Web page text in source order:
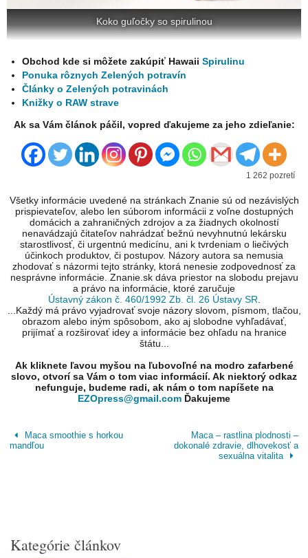
Koko guľočky so spirulinou
Obchod kde si môžete zakúpiť HawaiiSpirulinu
Ponuka rôznych Zelených potravín
Články o Zelených potravinách
Knižky o RAW strave
Ak sa Vám článok páčil, vopred ďakujeme za jeho zdieľanie:
1 262 pozretí
Všetky informácie uvedené na stránkach Znanie sú od nezávislých
prispievateľov, alebo len súborom informácii z voľne dostupných
domácich a zahraničných zdrojov a za žiadnych okolností
nenavádzajú čitateľov nahrádzať bežnú nevyhnutnú lekársku
starostlivosť, či urgentnú medicínu, ani k tvrdeniam o liečivých
účinkoch produktov, či postupov. Názory autora sa nemusia
zhodovať s názormi tejto stránky, ktorá nenesie zodpovednosť za
nesprávne informácie. Znanie.sk dáva priestor na slobodu prejavu
a právo na informácie, ktoré zaručuje
Ústavný zákon č. 460/1992 Zb. čl. 26 Ústavy SR
...Každý má právo vyjadrovať svoje názory slovom, písmom, tlačou,
obrazom alebo iným spôsobom, ako aj slobodne vyhľadávať,
prijímať a rozširovať idey a informácie bez ohľadu na hranice
štátu...
Ak kliknete ľavou myšou na ľubovoľné na modro zafarbené
slovo, otvorí sa Vám o tom viac informácií. Ak niektorý odkaz
nefunguje, budeme radi, ak nám o tom napíšete na
EZOpress@gmail.com Ďakujeme
Maca smoothie s horkou
mandľou
Maca – rastlina plodnosti –
dokonalé zdravie, dlhovekosť a
sexuálna vitalita
Kategórie článkov